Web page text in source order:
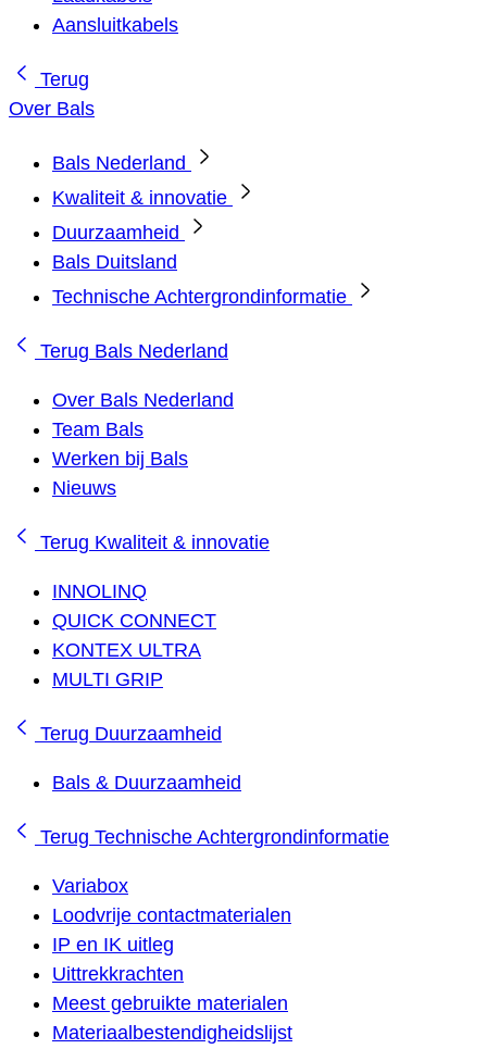
Aansluitkabels
Terug
Over Bals
Bals Nederland
Kwaliteit & innovatie
Duurzaamheid
Bals Duitsland
Technische Achtergrondinformatie
Terug Bals Nederland
Over Bals Nederland
Team Bals
Werken bij Bals
Nieuws
Terug Kwaliteit & innovatie
INNOLINQ
QUICK CONNECT
KONTEX ULTRA
MULTI GRIP
Terug Duurzaamheid
Bals & Duurzaamheid
Terug Technische Achtergrondinformatie
Variabox
Loodvrije contactmaterialen
IP en IK uitleg
Uittrekkrachten
Meest gebruikte materialen
Materiaalbestendigheidslijst